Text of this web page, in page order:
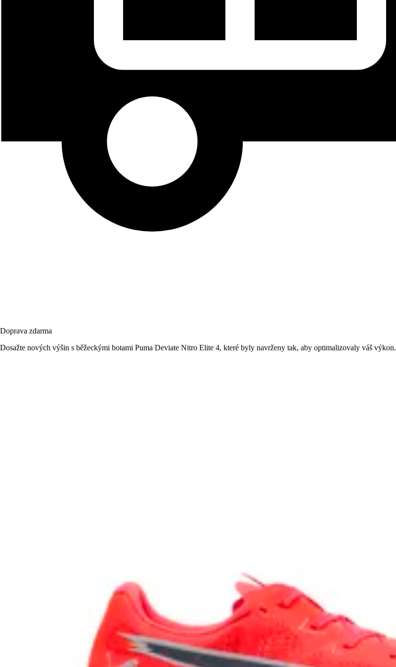
Doprava zdarma
Dosažte nových výšin s běžeckými botami Puma Deviate Nitro Elite 4, které byly navrženy tak, aby optimalizovaly váš výkon.